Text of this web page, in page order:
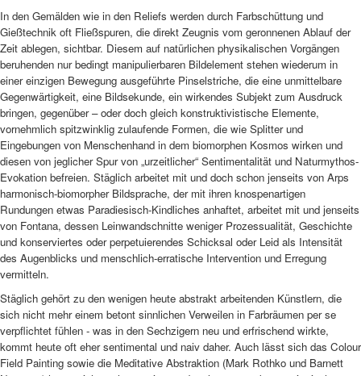
In den Gemälden wie in den Reliefs werden durch Farbschüttung und
Gießtechnik oft Fließspuren, die direkt Zeugnis vom geronnenen Ablauf der
Zeit ablegen, sichtbar. Diesem auf natürlichen physikalischen Vorgängen
beruhenden nur bedingt manipulierbaren Bildelement stehen wiederum in
einer einzigen Bewegung ausgeführte Pinselstriche, die eine unmittelbare
Gegenwärtigkeit, eine Bildsekunde, ein wirkendes Subjekt zum Ausdruck
bringen, gegenüber – oder doch gleich konstruktivistische Elemente,
vornehmlich spitzwinklig zulaufende Formen, die wie Splitter und
Eingebungen von Menschenhand in dem biomorphen Kosmos wirken und
diesen von jeglicher Spur von „urzeitlicher“ Sentimentalität und Naturmythos-
Evokation befreien. Stäglich arbeitet mit und doch schon jenseits von Arps
harmonisch-biomorpher Bildsprache, der mit ihren knospenartigen
Rundungen etwas Paradiesisch-Kindliches anhaftet, arbeitet mit und jenseits
von Fontana, dessen Leinwandschnitte weniger Prozessualität, Geschichte
und konserviertes oder perpetuierendes Schicksal oder Leid als Intensität
des Augenblicks und menschlich-erratische Intervention und Erregung
vermitteln.
Stäglich gehört zu den wenigen heute abstrakt arbeitenden Künstlern, die
sich nicht mehr einem betont sinnlichen Verweilen in Farbräumen per se
verpflichtet fühlen - was in den Sechzigern neu und erfrischend wirkte,
kommt heute oft eher sentimental und naiv daher. Auch lässt sich das Colour
Field Painting sowie die Meditative Abstraktion (Mark Rothko und Barnett